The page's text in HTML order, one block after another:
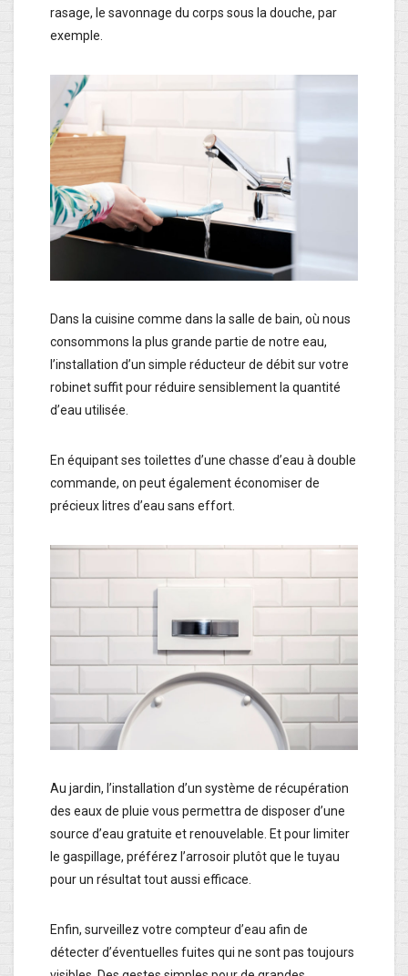
rasage, le savonnage du corps sous la douche, par
exemple.
Dans la cuisine comme dans la salle de bain, où nous
consommons la plus grande partie de notre eau,
l’installation d’un simple réducteur de débit sur votre
robinet suffit pour réduire sensiblement la quantité
d’eau utilisée.
En équipant ses toilettes d’une chasse d’eau à double
commande, on peut également économiser de
précieux litres d’eau sans effort.
Au jardin, l’installation d’un système de récupération
des eaux de pluie vous permettra de disposer d’une
source d’eau gratuite et renouvelable. Et pour limiter
le gaspillage, préférez l’arrosoir plutôt que le tuyau
pour un résultat tout aussi efficace.
Enfin, surveillez votre compteur d’eau afin de
détecter d’éventuelles fuites qui ne sont pas toujours